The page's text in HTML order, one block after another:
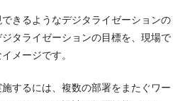
きるようなデジタライゼーションの
タライゼーションの目標を、現場で
メージです。
するには、複数の部署をまたぐワー